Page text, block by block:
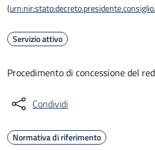
(
Servizio attivo
Procedimento di concessione del
Condividi
Normativa di riferimento